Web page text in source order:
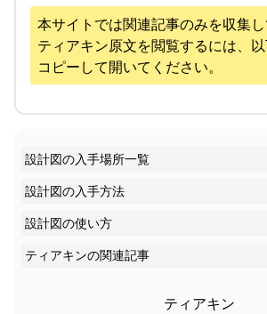
本サイトでは関連記事のみを収集し
ティアキン原文を閲覧するには、
コピーして開いてください。
設計図の入手場所一覧
設計図の入手方法
設計図の使い方
ティアキンの関連記事
ティアキン